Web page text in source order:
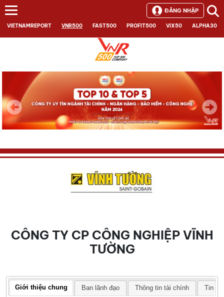
VIETNAMREPORT VNR500 FAST500 PROFIT500 VIX50 ALPHA30
ĐĂNG NHẬP
Next
CÔNG TY CP CÔNG NGHIỆP VĨNH
TƯỜNG
Giới thiệu chung Ban lãnh đạo Thông tin tài chính Tin